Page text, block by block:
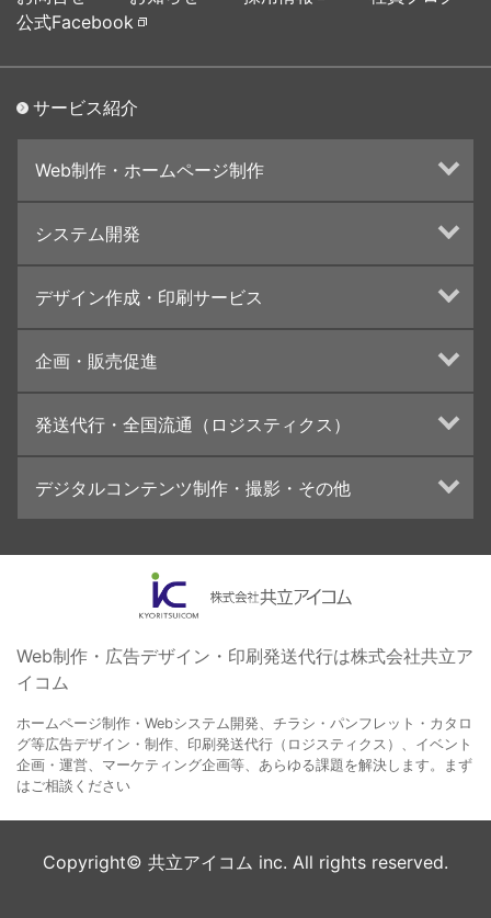
公式Facebook
サービス紹介
Web制作・ホームページ制作
ランディングページ制作
インターネット広告代行
UI・UXデザイン設計
システム開発
デザイン作成・印刷サービス
カタログデザインの制作・印刷
学校・会社案内パンフレット制作・印刷
高精細印刷（スブリマ印刷）
社内報
名刺
一般印刷 （オンデマンド・オフセット）
ユニバーサル・コミュニケーション・デザイン
企画・販売促進
ブランディング戦略
コンテンツ制作
採用プロモーション
発送代行・全国流通（ロジスティクス）
デジタルコンテンツ制作・撮影・その他
イラスト・キャラクター制作
ロゴデザイン・CI設計
コピー・ライティング
電子ブック制作
自社メディア
Web制作・広告デザイン・印刷発送代行は株式会社共立ア
イコム
ホームページ制作・Webシステム開発、チラシ・パンフレット・カタロ
グ等広告デザイン・制作、印刷発送代行（ロジスティクス）、イベント
企画・運営、マーケティング企画等、あらゆる課題を解決します。まず
はご相談ください
Copyright© 共立アイコム inc. All rights reserved.